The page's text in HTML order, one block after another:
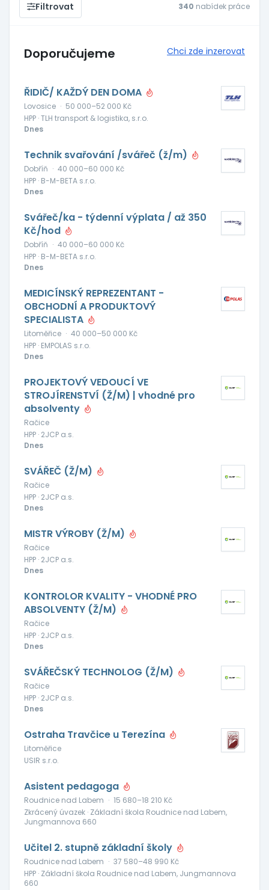
Filtrovat 340 nabídek práce
Doporučujeme Chci zde inzerovat
ŘIDIČ/ KAŽDÝ DEN DOMA
Lovosice · 50 000–52 000 Kč
HPP · TLH transport & logistika, s.r.o.
Dnes
Technik svařování /svářeč (ž/m)
Dobříň · 40 000–60 000 Kč
HPP · B-M-BETA s.r.o.
Dnes
Svářeč/ka - týdenní výplata / až 350
Kč/hod
Dobříň · 40 000–60 000 Kč
HPP · B-M-BETA s.r.o.
Dnes
MEDICÍNSKÝ REPREZENTANT -
OBCHODNÍ A PRODUKTOVÝ
SPECIALISTA
Litoměřice · 40 000–50 000 Kč
HPP · EMPOLAS s.r.o.
Dnes
PROJEKTOVÝ VEDOUCÍ VE
STROJÍRENSTVÍ (Ž/M) | vhodné pro
absolventy
Račice
HPP · 2JCP a.s.
Dnes
SVÁŘEČ (Ž/M)
Račice
HPP · 2JCP a.s.
Dnes
MISTR VÝROBY (Ž/M)
Račice
HPP · 2JCP a.s.
Dnes
KONTROLOR KVALITY - VHODNÉ PRO
ABSOLVENTY (Ž/M)
Račice
HPP · 2JCP a.s.
Dnes
SVÁŘEČSKÝ TECHNOLOG (Ž/M)
Račice
HPP · 2JCP a.s.
Dnes
Ostraha Travčice u Terezína
Litoměřice
USIR s.r.o.
Asistent pedagoga
Roudnice nad Labem · 15 680–18 210 Kč
Zkrácený úvazek · Základní škola Roudnice nad Labem,
Jungmannova 660
Učitel 2. stupně základní školy
Roudnice nad Labem · 37 580–48 990 Kč
HPP · Základní škola Roudnice nad Labem, Jungmannova
660